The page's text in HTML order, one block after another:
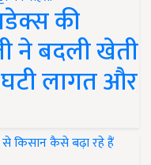
की
ने बदली खेती
लागत और